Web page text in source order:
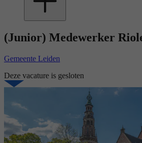
(Junior) Medewerker
Gemeente Leiden
Deze vacature is gesloten